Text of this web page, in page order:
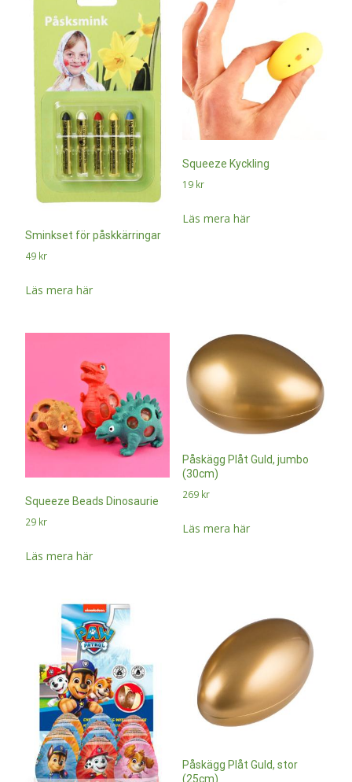
Sminkset för påskkärringar
49 kr
Läs mera här
Squeeze Kyckling
19 kr
Läs mera här
Squeeze Beads Dinosaurie
29 kr
Läs mera här
Påskägg Plåt Guld, jumbo
(30cm)
269 kr
Läs mera här
Påskägg Plåt Guld, stor
(25cm)